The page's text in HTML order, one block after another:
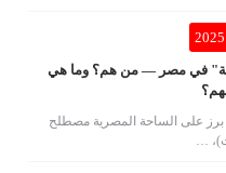
في مصر — من هم؟ وما هي
برز على الساحة المصرية مصطلح
…